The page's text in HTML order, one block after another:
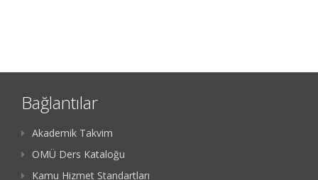
Bağlantılar
Akademik Takvim
OMÜ Ders Kataloğu
Kamu Hizmet Standartları